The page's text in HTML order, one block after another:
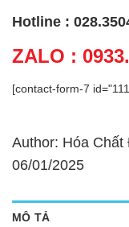
Hotline :
ZALO :
[contact-form-7
Author: Hóa
06/01/2025
MÔ TẢ